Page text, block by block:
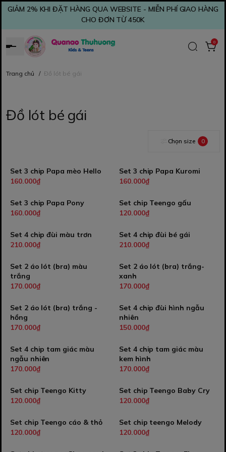
GIẢM 2% KHI ĐẶT HÀNG QUA WEBSITE - MIỄN PHÍ GIAO HÀNG
CHO ĐƠN TỪ 450K
0
Trang chủ / Đồ lót bé gái
Đồ lót bé gái
Chọn size 0
Set 3 chip Papa mèo Hello
160.000₫
Set 3 chip Papa Kuromi
160.000₫
Set 3 chip Papa Pony
160.000₫
Set chip Teengo gấu
120.000₫
Set 4 chip đùi màu trơn
210.000₫
Set 4 chip đùi bé gái
210.000₫
Set 2 áo lót (bra) màu
trắng
170.000₫
Set 2 áo lót (bra) trắng-
xanh
170.000₫
Set 2 áo lót (bra) trắng -
hồng
170.000₫
Set 4 chip đùi hình ngẫu
nhiên
150.000₫
Set 4 chip tam giác màu
ngẫu nhiên
170.000₫
Set 4 chip tam giác màu
kem hình
170.000₫
Set chip Teengo Kitty
120.000₫
Set chip Teengo Baby Cry
120.000₫
Set chip Teengo cáo & thỏ
120.000₫
Set chip teengo Melody
120.000₫